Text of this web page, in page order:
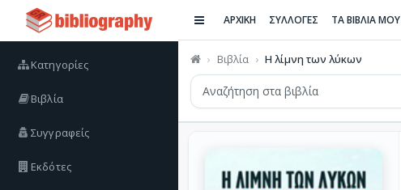
Κατηγορίες
Βιβλία
Συγγραφείς
Εκδότες
ΑΡΧΙΚΗ ΣΥΛΛΟΓΕΣ ΤΑ ΒΙΒΛΙΑ ΜΟΥ
Βιβλία Η λίμνη των λύκων